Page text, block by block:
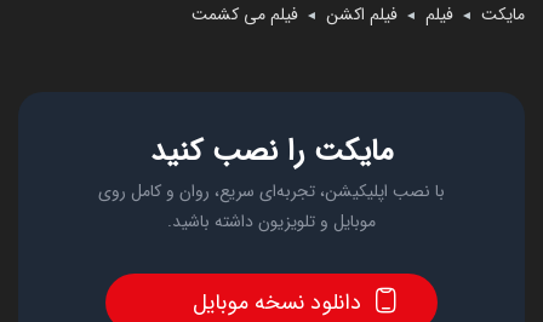
مایکت ◄ فیلم ◄ فیلم اکشن ◄ فیلم می کشمت
مایکت را نصب کنید
با نصب اپلیکیشن، تجربه‌ای سریع، روان و کامل روی
موبایل و تلویزیون داشته باشید.
دانلود نسخه موبایل